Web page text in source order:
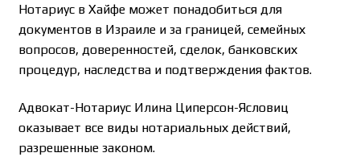
Нотариус в Хайфе может понадобиться для
документов в Израиле и за границей, семейных
вопросов, доверенностей, сделок, банковских
процедур, наследства и подтверждения фактов.
Адвокат-Нотариус Илина Циперсон-Ясловиц
оказывает все виды нотариальных действий,
разрешенные законом.